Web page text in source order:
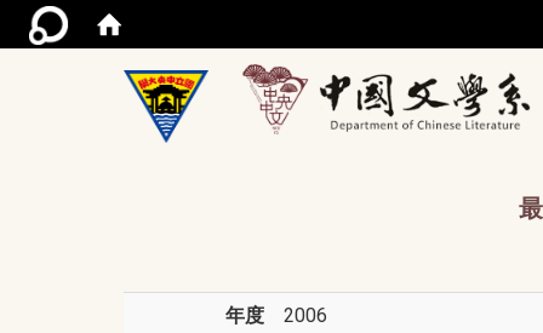
年度 2006